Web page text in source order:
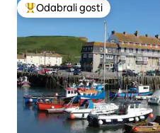
Među najviše rangiranima s
Odabrali gosti